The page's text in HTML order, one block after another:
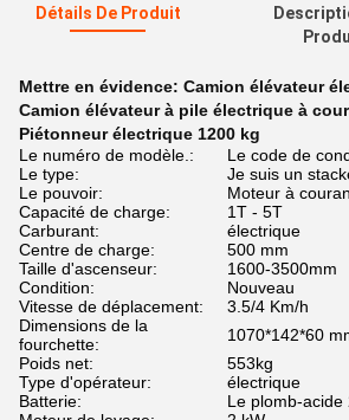
Détails De Produit
Mettre en évidence: Camion élévateur
Camion élévateur à pile électrique à
Piétonneur électrique 1200 kg
Le numéro de modèle.:
Le code de
Le type:
Je suis un
Le pouvoir:
Moteur à
Capacité de charge:
1T - 5T
Carburant:
électrique
Centre de charge:
500 mm
Taille d'ascenseur:
1600-3500mm
Condition:
Nouveau
Vitesse de déplacement:
3.5/4 Km/h
Dimensions de la
fourchette:
1070*142*60
Poids net:
553kg
Type d'opérateur:
électrique
Batterie:
Le plomb-acide